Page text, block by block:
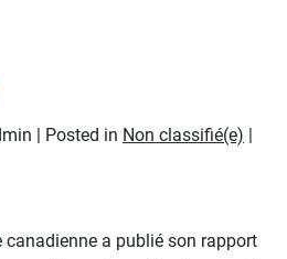
| Posted in Non classifié(e) |
canadienne a publié son rapport